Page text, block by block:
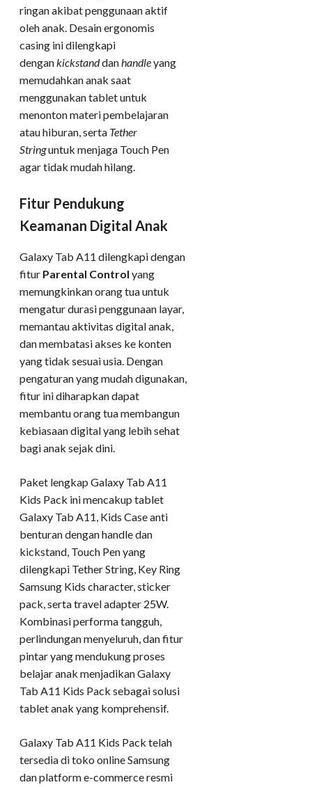
ringan akibat penggunaan aktif
oleh anak. Desain ergonomis
casing ini dilengkapi
dengan kickstanddan handleyang
memudahkan anak saat
menggunakan tablet untuk
menonton materi pembelajaran
atau hiburan, serta Tether
Stringuntuk menjaga Touch Pen
agar tidak mudah hilang.
Fitur Pendukung
Keamanan Digital Anak
Galaxy Tab A11 dilengkapi dengan
fitur Parental Control yang
memungkinkan orang tua untuk
mengatur durasi penggunaan layar,
memantau aktivitas digital anak,
dan membatasi akses ke konten
yang tidak sesuai usia. Dengan
pengaturan yang mudah digunakan,
fitur ini diharapkan dapat
membantu orang tua membangun
kebiasaan digital yang lebih sehat
bagi anak sejak dini.
Paket lengkap Galaxy Tab A11
Kids Pack ini mencakup tablet
Galaxy Tab A11, Kids Case anti
benturan dengan handle dan
kickstand, Touch Pen yang
dilengkapi Tether String, Key Ring
Samsung Kids character, sticker
pack, serta travel adapter 25W.
Kombinasi performa tangguh,
perlindungan menyeluruh, dan fitur
pintar yang mendukung proses
belajar anak menjadikan Galaxy
Tab A11 Kids Pack sebagai solusi
tablet anak yang komprehensif.
Galaxy Tab A11 Kids Pack telah
tersedia di toko online Samsung
dan platform e-commerce resmi